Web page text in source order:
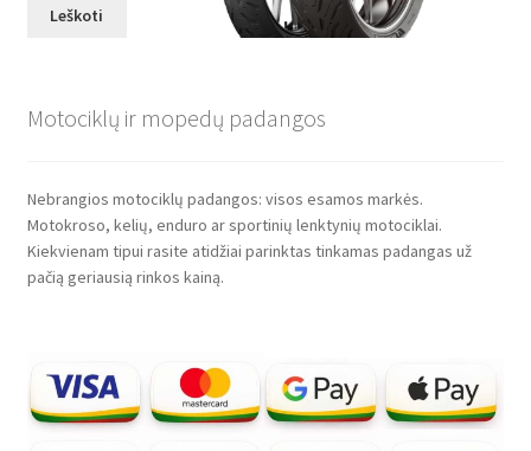
Leškoti
Motociklų ir mopedų padangos
Nebrangios motociklų padangos: visos esamos markės.
Motokroso, kelių, enduro ar sportinių lenktynių motociklai.
Kiekvienam tipui rasite atidžiai parinktas tinkamas padangas už
pačią geriausią rinkos kainą.